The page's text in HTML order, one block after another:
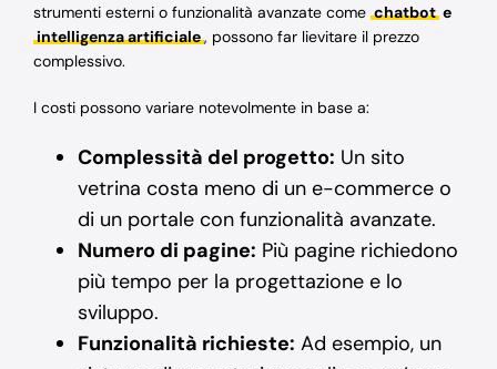
strumenti esterni o funzionalità avanzate come chatbote
intelligenza artificiale, possono far lievitare il prezzo
complessivo.
I costi possono variare notevolmente in base a:
Complessità del progetto: Un sito
vetrina costa meno di un e-commerce o
di un portale con funzionalità avanzate.
Numero di pagine: Più pagine richiedono
più tempo per la progettazione e lo
sviluppo.
Funzionalità richieste: Ad esempio, un